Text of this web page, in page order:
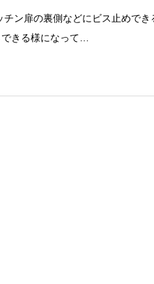
チン扉の裏側などにビス止めでき
きる様になって…